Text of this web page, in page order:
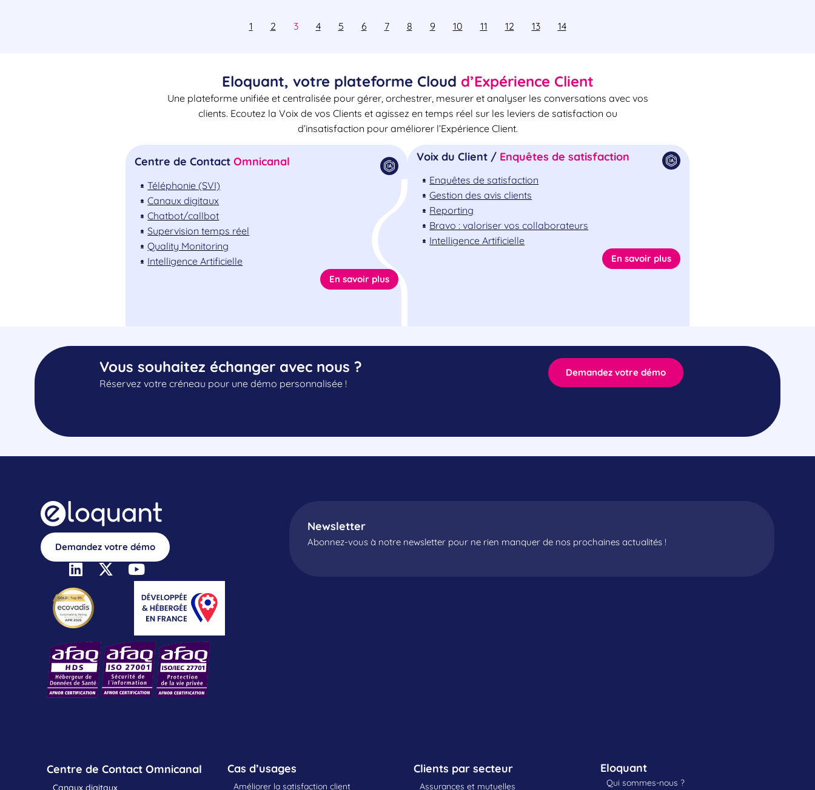
1 2 3 4 5 6 7 8 9 10 11 12 13 14
Eloquant, votre plateforme Cloud d’Expérience Client
Une plateforme unifiée et centralisée pour gérer, orchestrer, mesurer et analyser les conversations avec vos
clients. Ecoutez la Voix de vos Clients et agissez en temps réel sur les leviers de satisfaction ou
d’insatisfaction pour améliorer l’Expérience Client.
Centre de Contact Omnicanal
Téléphonie (SVI)
Canaux digitaux
Chatbot/callbot
Supervision temps réel
Quality Monitoring
Intelligence Artificielle
En savoir plus
Voix du Client / Enquêtes de satisfaction
Enquêtes de satisfaction
Gestion des avis clients
Reporting
Bravo : valoriser vos collaborateurs
Intelligence Artificielle
En savoir plus
Demandez votre démo
Vous souhaitez échanger avec nous ?
Réservez votre créneau pour une démo personnalisée !
Demandez votre démo
Newsletter
Abonnez-vous à notre newsletter pour ne rien manquer de nos prochaines actualités !
Centre de Contact Omnicanal
Canaux digitaux
Cas d’usages
Améliorer la satisfaction client
Clients par secteur
Assurances et mutuelles
Eloquant
Qui sommes-nous ?